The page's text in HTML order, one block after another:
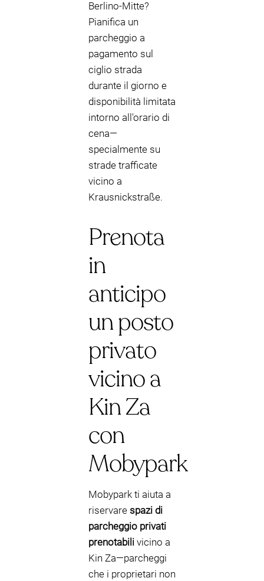
Berlino-Mitte?
Pianifica un
parcheggio a
pagamento sul
ciglio strada
durante il giorno e
disponibilità limitata
intorno all'orario di
cena—
specialmente su
strade trafficate
vicino a
Krausnickstraße.
Prenota
in
anticipo
un posto
privato
vicino a
Kin Za
con
Mobypark
Mobypark ti aiuta a
riservare spazi di
parcheggio privati
prenotabili vicino a
Kin Za—parcheggi
che i proprietari non